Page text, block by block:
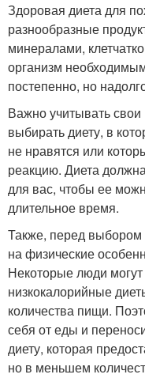
Здоровая диета для
разнообразные
минералами,
организм
постепенно, но
Важно учитывать
выбирать диету, в
не нравятся или
реакцию. Диета
для вас, чтобы ее
длительное время.
Также, перед выбором
на физические
Некоторые люди могут
низкокалорийные
количества пищи.
себя от еды и
диету, которая
но в меньшем